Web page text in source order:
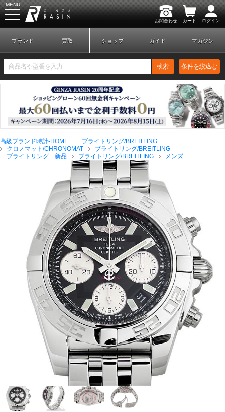
お問合わせ カート ログイン
MENU
新規会員登録 ログイン
ブランドから探す
全てのブランドを見
る
ロレックス
パテック
フィリップ
オーデマピゲ ウブロ カルティエ
ブランド 買取 ショップ ガイド マガジン
検索 条件を絞込む
高級ブランド時計-HOME
ブライトリング/BREITLING
クロノマット/CHRONOMAT
ブライトリング/BREITLING
ブライトリング 新品
ブライトリング/BREITLING メンズ